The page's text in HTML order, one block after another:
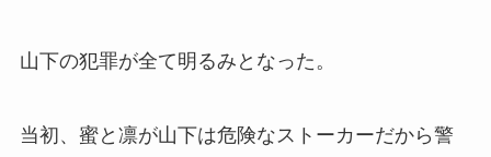
山下の犯罪が全て明るみとなった。
当初、蜜と凛が山下は危険なストーカーだから警